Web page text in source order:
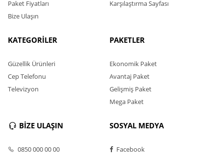
Paket Fiyatları
Bize Ulaşın
Karşılaştırma Sayfası
KATEGORİLER
Güzellik Ürünleri
Cep Telefonu
Televizyon
PAKETLER
Ekonomik Paket
Avantaj Paket
Gelişmiş Paket
Mega Paket
BİZE ULAŞIN
0850 000 00 00
SOSYAL MEDYA
Facebook